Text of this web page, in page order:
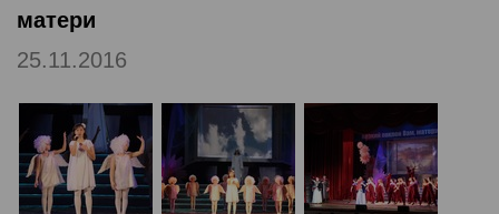
матери
25.11.2016